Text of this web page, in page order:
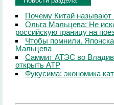
Почему Китай
Ольга Мальцева: Не
российскую границу на
Чтобы помнили.
Мальцева
Саммит АТЭС во
открыть АТР
Фукусима: экономика